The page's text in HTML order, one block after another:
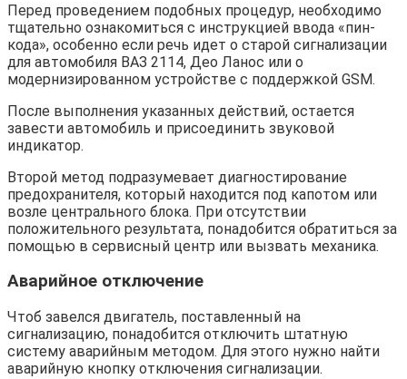
Перед проведением подобных процедур, необходимо
тщательно ознакомиться с инструкцией ввода «пин-
кода», особенно если речь идет о старой сигнализации
для автомобиля ВАЗ 2114, Део Ланос или о
модернизированном устройстве с поддержкой GSM.
После выполнения указанных действий, остается
завести автомобиль и присоединить звуковой
индикатор.
Второй метод подразумевает диагностирование
предохранителя, который находится под капотом или
возле центрального блока. При отсутствии
положительного результата, понадобится обратиться за
помощью в сервисный центр или вызвать механика.
Аварийное отключение
Чтоб завелся двигатель, поставленный на
сигнализацию, понадобится отключить штатную
систему аварийным методом. Для этого нужно найти
аварийную кнопку отключения сигнализации.